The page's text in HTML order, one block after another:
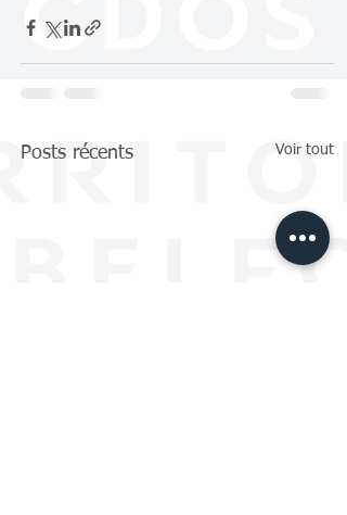
Posts récents Voir tout